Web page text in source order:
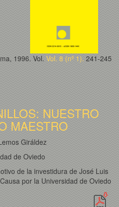
1996. Vol. Vol. 8 (nº 1). 241-245
NUESTRO
MAESTRO
Giráldez
de Oviedo
de la investidura de José Luis
por la Universidad de Oviedo